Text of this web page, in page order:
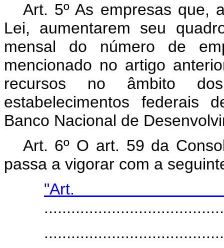
Art. 5º As empresas que,
Lei, aumentarem seu
mensal do número de
mencionado no artigo
recursos no âmbito
estabelecimentos federais
Banco Nacional de
Art. 6º O art. 59 da
passa a vigorar com a